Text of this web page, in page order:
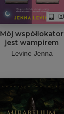
Mój współlokator
jest wampirem
Levine Jenna